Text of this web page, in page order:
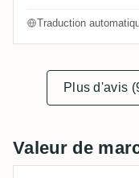
Traduction
Plus d'avis
Valeur de